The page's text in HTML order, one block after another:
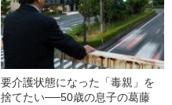
要介護状態になった「毒親」を
捨てたい──50歳の息子の葛藤